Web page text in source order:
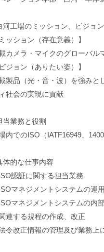
河工場のミッション、ビジョン
ッション（存在意義）】
カメラ・マイクのグローバル
ジョン（ありたい姿）】
製品（光・音・波）を強みと
社会の実現に貢献
当業務と役割
内でのISO（IATF16949、
体的な仕事内容
認証に関する担当業務
マネジメントシステムの運
マネジメントシステムの内
連する規程の作成、改正
令改正情報の管理及び業務上